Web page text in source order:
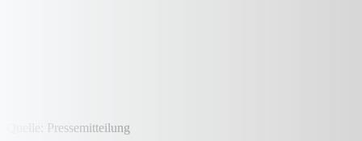
Quelle: Pressemitteilung